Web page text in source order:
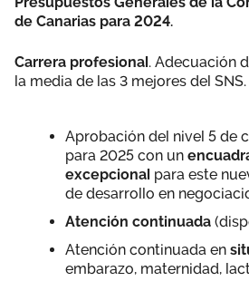
de Canarias para 2024.
Carrera profesional. Adecuación
la media de las 3 mejores del SNS.
Aprobación del nivel 5 de
para 2025 con un
excepcional para este
de desarrollo en
Atención continuada
Atención continuada en
embarazo, maternidad,